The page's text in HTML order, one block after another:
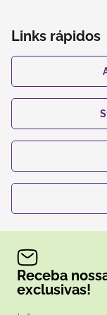
Links rápidos
Receba
exclusivas!